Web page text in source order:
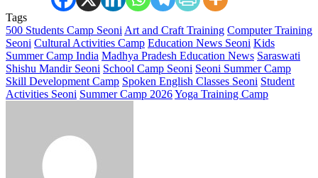
Tags
500 Students Camp Seoni Art and Craft Training Computer Training
Seoni Cultural Activities Camp Education News Seoni Kids
Summer Camp India Madhya Pradesh Education News Saraswati
Shishu Mandir Seoni School Camp Seoni Seoni Summer Camp
Skill Development Camp Spoken English Classes Seoni Student
Activities Seoni Summer Camp 2026Yoga Training Camp